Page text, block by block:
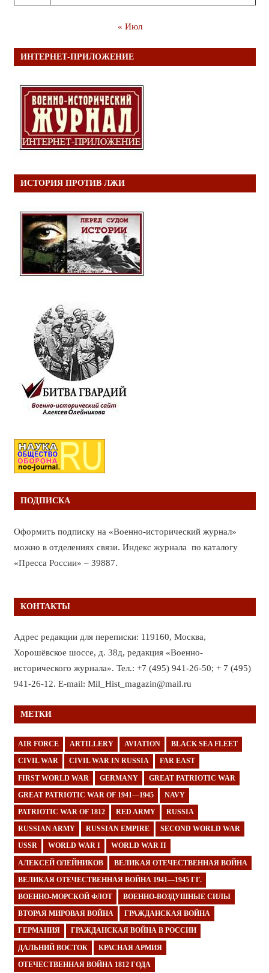
« Июл
ИНТЕРНЕТ-ПРИЛОЖЕНИЕ
ИСТОРИЯ ПРОТИВ ЛЖИ
ПОДПИСКА
Оформить подписку на «Военно-исторический журнал»
можно в отделениях связи. Индекс журнала по каталогу
«Пресса России» – 39887.
КОНТАКТЫ
Адрес редакции для переписки: 119160, Москва,
Хорошёвское шоссе, д. 38д, редакция «Военно-
исторического журнала». Тел.: +7 (495) 941-26-50; + 7 (495)
941-26-12. E-mail: Mil_Hist_magazin@mail.ru
МЕТКИ
AIR FORCE ARTILLERY AVIATION BLACK SEA FLEET
CIVIL WAR CIVIL WAR IN RUSSIA FAR EAST
FIRST WORLD WAR GERMANY GREAT PATRIOTIC WAR
GREAT PATRIOTIC WAR OF 1941—1945 NAVY
PATRIOTIC WAR OF 1812 RED ARMY RUSSIA
RUSSIAN ARMY RUSSIAN EMPIRE SECOND WORLD WAR
USSR WORLD WAR I WORLD WAR II
АЛЕКСЕЙ ОЛЕЙНИКОВ ВЕЛИКАЯ ОТЕЧЕСТВЕННАЯ ВОЙНА
ВЕЛИКАЯ ОТЕЧЕСТВЕННАЯ ВОЙНА 1941—1945 ГГ.
ВОЕННО-МОРСКОЙ ФЛОТ ВОЕННО-ВОЗДУШНЫЕ СИЛЫ
ВТОРАЯ МИРОВАЯ ВОЙНА ГРАЖДАНСКАЯ ВОЙНА
ГЕРМАНИЯ ГРАЖДАНСКАЯ ВОЙНА В РОССИИ
ДАЛЬНИЙ ВОСТОК КРАСНАЯ АРМИЯ
ОТЕЧЕСТВЕННАЯ ВОЙНА 1812 ГОДА